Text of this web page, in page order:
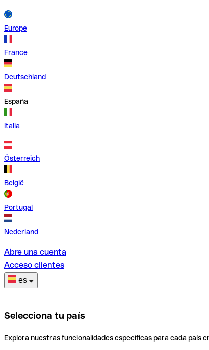
Europe
France
Deutschland
España
Italia
Österreich
België
Portugal
Nederland
Abre una cuenta
Acceso clientes
es
Selecciona tu país
Explora nuestras funcionalidades específicas para cada país